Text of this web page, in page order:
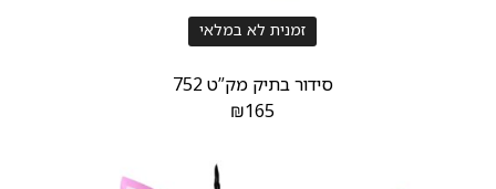
זמנית לא במלאי
סידור בתיק מק”ט 752
₪165